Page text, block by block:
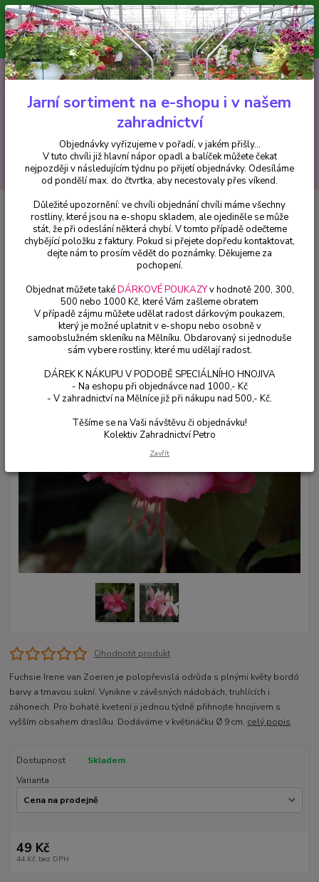
Minimální hodnota pro odeslání z e-shopu je 300 Kč.
V tuto chvíli již hlavní nápor objednávek opadl a balíček můžete čekat
nejpozději v následujícím týdnu po přijetí objednávky. Objednávky
vyřizujeme v pořadí, v jakém přišly...
CZK
Hledat
+420 602 223 614 0ks
za0 Kč
Fuchsie Irene van Zoeren Fuchsie - cena na prodejně
Irene van Zoeren Fuchsie - cena
na prodejně
Ohodnotit produkt
Fuchsie Irene van Zoeren je polopřevislá odrůda s plnými květy bordó
barvy a tmavou sukní. Vynikne v závěsných nádobách, truhlících i
záhonech. Pro bohaté kvetení ji jednou týdně přihnojte hnojivem s
vyšším obsahem draslíku. Dodáváme v květináčku Ø 9 cm. celý popis
Dostupnost
Skladem
Varianta
49 Kč
44 Kč bez DPH
Jarní sortiment na e-shopu i v našem
zahradnictví
Objednávky vyřizujeme v pořadí, v jakém přišly...
V tuto chvíli již hlavní nápor opadl a balíček můžete čekat
nejpozději v následujícím týdnu po přijetí objednávky. Odesíláme
od pondělí max. do čtvrtka, aby necestovaly přes víkend.
Důležité upozornění: ve chvíli objednání chvíli máme všechny
rostliny, které jsou na e-shopu skladem, ale ojediněle se může
stát, že při odeslání některá chybí. V tomto případě odečteme
chybějící položku z faktury. Pokud si přejete dopředu kontaktovat,
dejte nám to prosím vědět do poznámky. Děkujeme za
pochopení.
Objednat můžete takéDÁRKOVÉ POUKAZYv hodnotě 200, 300,
500 nebo 1000 Kč, které Vám zašleme obratem
V případě zájmu můžete udělat radost dárkovým poukazem,
který je možné uplatnit v e-shopu nebo osobně v
samoobslužném skleníku na Mělníku. Obdarovaný si jednoduše
sám vybere rostliny, které mu udělají radost.
DÁREK K NÁKUPU V PODOBĚ SPECIÁLNÍHO HNOJIVA
- Na eshopu při objednávce nad 1000,- Kč
- V zahradnictví na Mělníce již při nákupu nad 500,- Kč.
Těšíme se na Vaši návštěvu či objednávku!
Kolektiv Zahradnictví Petro
Zavřít